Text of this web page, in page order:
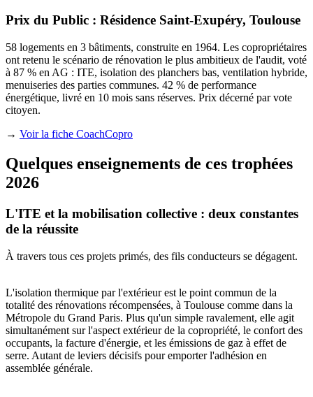
Prix du Public : Résidence Saint-Exupéry, Toulouse
58 logements en 3 bâtiments, construite en 1964. Les copropriétaires
ont retenu le scénario de rénovation le plus ambitieux de l'audit, voté
à 87 % en AG : ITE, isolation des planchers bas, ventilation hybride,
menuiseries des parties communes. 42 % de performance
énergétique, livré en 10 mois sans réserves. Prix décerné par vote
citoyen.
→ Voir la fiche CoachCopro
Quelques enseignements de ces trophées
2026
L'ITE et la mobilisation collective : deux constantes
de la réussite
À travers tous ces projets primés, des fils conducteurs se dégagent.
L'isolation thermique par l'extérieur est le point commun de la
totalité des rénovations récompensées, à Toulouse comme dans la
Métropole du Grand Paris. Plus qu'un simple ravalement, elle agit
simultanément sur l'aspect extérieur de la copropriété, le confort des
occupants, la facture d'énergie, et les émissions de gaz à effet de
serre. Autant de leviers décisifs pour emporter l'adhésion en
assemblée générale.